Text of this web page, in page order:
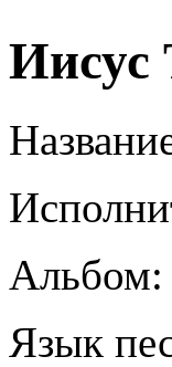
Иисус
Альбом:
Язык